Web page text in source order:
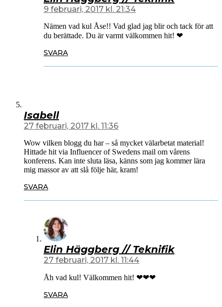
9 februari, 2017 kl. 21:34
Nämen vad kul Åse!! Vad glad jag blir och tack för att
du berättade. Du är varmt välkommen hit! ❤
SVARA
Isabell
27 februari, 2017 kl. 11:36
Wow vilken blogg du har – så mycket välarbetat material!
Hittade hit via Influencer of Swedens mail om vårens
konferens. Kan inte sluta läsa, känns som jag kommer lära
mig massor av att slå följe här, kram!
SVARA
Elin Häggberg // Teknifik
27 februari, 2017 kl. 11:44
Åh vad kul! Välkommen hit! ❤❤❤
SVARA